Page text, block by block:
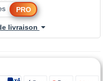
PRO
livraison